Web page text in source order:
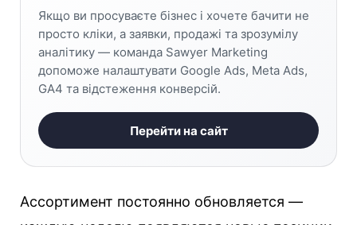
Якщо ви просуваєте бізнес і хочете бачити не
просто кліки, а заявки, продажі та зрозумілу
аналітику — команда Sawyer Marketing
допоможе налаштувати Google Ads, Meta Ads,
GA4 та відстеження конверсій.
Перейти на сайт
Ассортимент постоянно обновляется —